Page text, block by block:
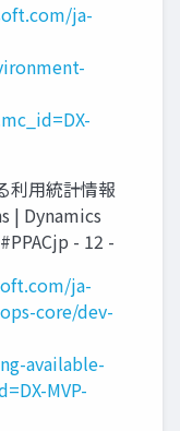
ja-
利用統計情報
| Dynamics
- 12 -
ja-
core/dev-
available-
MVP-